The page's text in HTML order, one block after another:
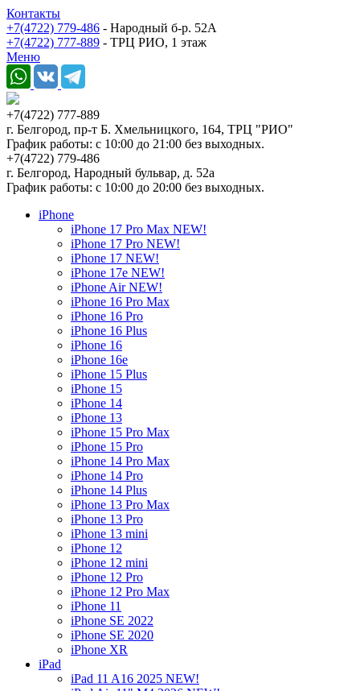
Контакты
+7(4722) 779-486 - Народный б-р. 52А
+7(4722) 777-889 - ТРЦ РИО, 1 этаж
Меню
+7(4722) 777-889
г. Белгород, пр-т Б. Хмельницкого, 164, ТРЦ "РИО"
График работы: с 10:00 до 21:00 без выходных.
+7(4722) 779-486
г. Белгород, Народный бульвар, д. 52а
График работы: с 10:00 до 20:00 без выходных.
iPhone
iPhone 17 Pro Max NEW!
iPhone 17 Pro NEW!
iPhone 17 NEW!
iPhone 17e NEW!
iPhone Air NEW!
iPhone 16 Pro Max
iPhone 16 Pro
iPhone 16 Plus
iPhone 16
iPhone 16e
iPhone 15 Plus
iPhone 15
iPhone 14
iPhone 13
iPhone 15 Pro Max
iPhone 15 Pro
iPhone 14 Pro Max
iPhone 14 Pro
iPhone 14 Plus
iPhone 13 Pro Max
iPhone 13 Pro
iPhone 13 mini
iPhone 12
iPhone 12 mini
iPhone 12 Pro
iPhone 12 Pro Max
iPhone 11
iPhone SE 2022
iPhone SE 2020
iPhone XR
iPad
iPad 11 A16 2025 NEW!